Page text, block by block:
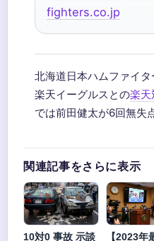
fighters.co.jp
北海道日本ハムファイタ
楽天イーグルスとの楽天
では前田健太が6回無失
関連記事をさらに表示
10対0 事故 示談
【2023年